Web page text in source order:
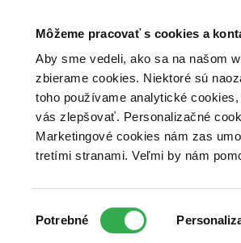
Môžeme pracovať s cookies a
Aby sme vedeli, ako sa na našom
zbierame cookies. Niektoré sú
toho používame analytické
vás zlepšovať. Personalizačné
Marketingové cookies nám zas
tretími stranami. Veľmi by nám
súhlasu
Potrebné
Poukážky Kontakt